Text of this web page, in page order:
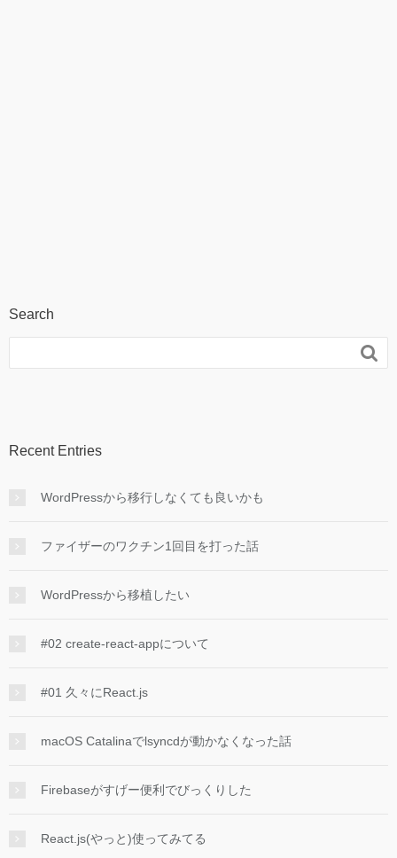
Search

Recent Entries
WordPressから移行しなくても良いかも
ファイザーのワクチン1回目を打った話
WordPressから移植したい
#02 create-react-appについて
#01 久々にReact.js
macOS Catalinaでlsyncdが動かなくなった話
Firebaseがすげー便利でびっくりした
React.js(やっと)使ってみてる